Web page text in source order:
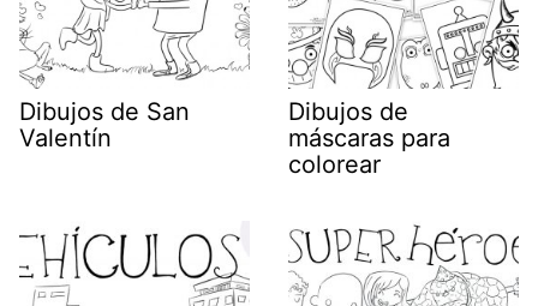
Dibujos de San
Valentín
Dibujos de
máscaras para
colorear